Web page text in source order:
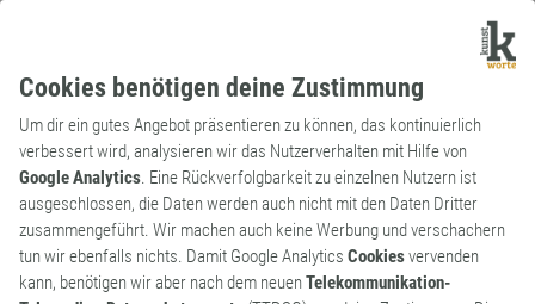
Cookies benötigen deine Zustimmung
Um dir ein gutes Angebot präsentieren zu können, das kontinuierlich
verbessert wird, analysieren wir das Nutzerverhalten mit Hilfe von
Google Analytics. Eine Rückverfolgbarkeit zu einzelnen Nutzern ist
ausgeschlossen, die Daten werden auch nicht mit den Daten Dritter
zusammengeführt. Wir machen auch keine Werbung und verschachern
tun wir ebenfalls nichts. Damit Google Analytics Cookiesvervenden
kann, benötigen wir aber nach dem neuenTelekommunikation-
Wortkünstler
gdg
0